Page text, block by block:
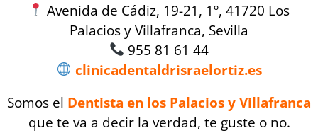
Avenida de Cádiz, 19-21, 1º, 41720 Los
Palacios y Villafranca, Sevilla
955 81 61 44
clinicadentaldrisraelortiz.es
Somos el Dentista en los Palacios y Villafranca
que te va a decir la verdad, te guste o no.